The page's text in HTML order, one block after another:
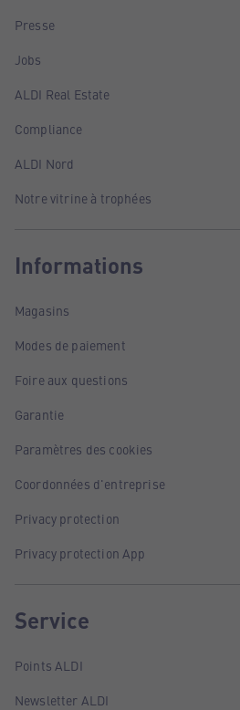
Presse
Jobs
ALDI Real Estate
Compliance
ALDI Nord
Notre vitrine à trophées
Informations
Magasins
Modes de paiement
Foire aux questions
Garantie
Paramètres des cookies
Coordonnées d'entreprise
Privacy protection
Privacy protection App
Service
Points ALDI
Newsletter ALDI